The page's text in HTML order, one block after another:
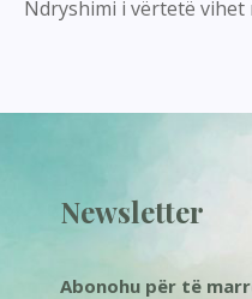
Ndryshimi i vërtetë vihet
Newsletter
Abonohu për të